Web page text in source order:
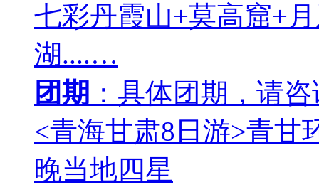
七彩丹霞山+莫高窟+
湖....…
团期 ：具体团期，请
<青海甘肃8日游>青甘
晚当地四星